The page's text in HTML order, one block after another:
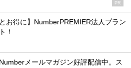
PR
お得に】NumberPREMIER法人プラン
！
メールマガジン好評配信中。ス